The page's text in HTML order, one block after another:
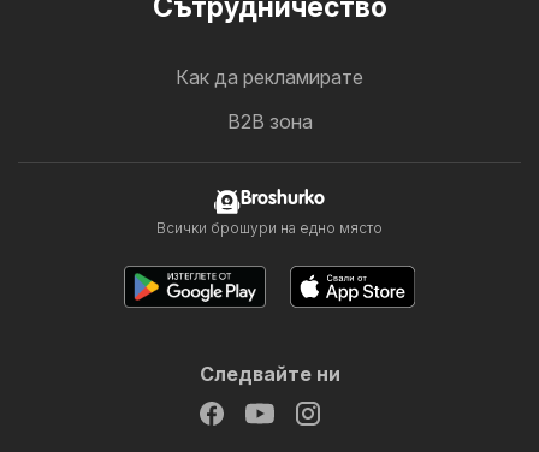
Как да рекламирате
B2B зона
Broshurko
Всички брошури на едно място
Следвайте ни